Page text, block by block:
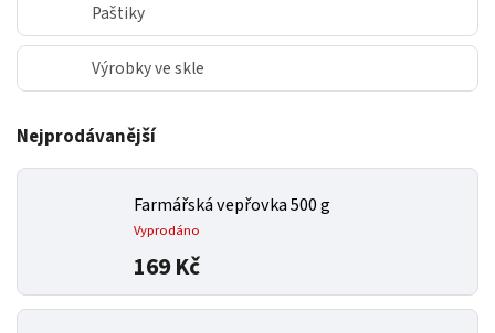
Paštiky
Výrobky ve skle
Nejprodávanější
Farmářská vepřovka 500 g
Vyprodáno
169 Kč